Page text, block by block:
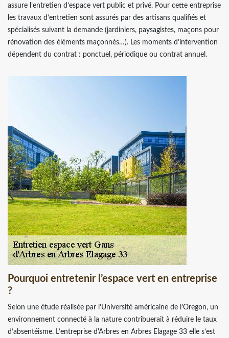
assure l’entretien d’espace vert public et privé. Pour cette entreprise
les travaux d’entretien sont assurés par des artisans qualifiés et
spécialisés suivant la demande (jardiniers, paysagistes, maçons pour
rénovation des éléments maçonnés…). Les moments d’intervention
dépendent du contrat : ponctuel, périodique ou contrat annuel.
Pourquoi entretenir l’espace vert en entreprise
?
Selon une étude réalisée par l’Université américaine de l’Oregon, un
environnement connecté à la nature contribuerait à réduire le taux
d’absentéisme. L’entreprise d'Arbres en Arbres Elagage 33 elle s’est